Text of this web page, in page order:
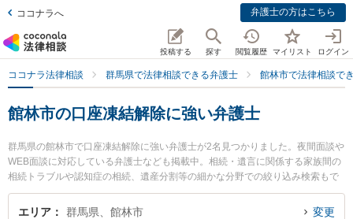
ココナラへ 弁護士の方はこちら
投稿する 探す 閲覧履歴 マイリスト ログイン
ココナラ法律相談 群馬県で法律相談できる弁護士 館林市で法律相談で
館林市の口座凍結解除に強い弁護士
群馬県の館林市で口座凍結解除に強い弁護士が2名見つかりました。夜間面談や
WEB面談に対応している弁護士なども掲載中。相続・遺言に関係する家族間の
相続トラブルや認知症の相続、遺産分割等の細かな分野での絞り込み検索もで
き便利です。特に六花アトリエ法律事務所の井野口 通隆弁護士や上野労務経営
法律事務所の上野 俊夫弁護士のプロフィール情報や弁護士費用、強みなどが注
エリア 群馬県、館林市 変更